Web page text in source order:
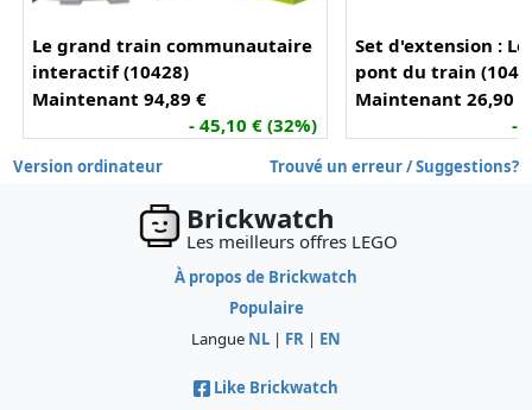
Le grand train communautaire
interactif (10428)
Maintenant 94,89 €
- 45,10 € (32%)
Set d'extension :
pont du train
Maintenant 26,90 €
-
Version ordinateur Trouvé un erreur / Suggestions?
Brickwatch
Les meilleurs offres LEGO
À propos de Brickwatch
Populaire
Langue NL | FR | EN
Like Brickwatch